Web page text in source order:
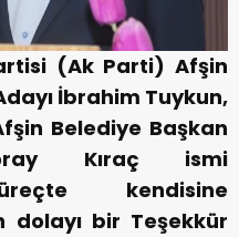
(Ak Parti) Afşin
İbrahim Tuykun,
Belediye Başkan
Kıraç ismi
kendisine
dolayı bir Teşekkür